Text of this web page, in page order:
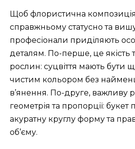
Щоб флористична
справжньому статусно та
професіонали приділяють
деталям. По-перше, це якість
рослин: суцвіття мають бути
чистим кольором без
в’янення. По-друге, важливу
геометрія та пропорції:
акуратну круглу форму та
об’єму.